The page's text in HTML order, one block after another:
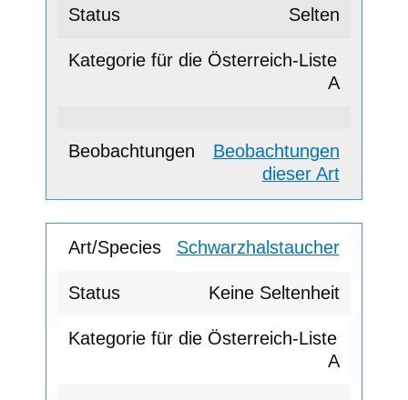
Selten
A
Beobachtungen
dieser Art
Schwarzhalstaucher
Keine Seltenheit
A